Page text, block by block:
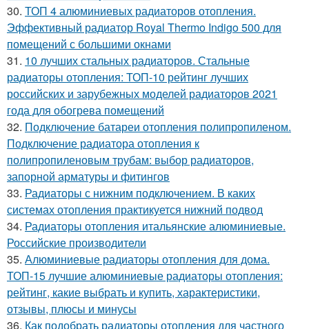
30. ТОП 4 алюминиевых радиаторов отопления.
Эффективный радиатор Royal Thermo Indigo 500 для
помещений с большими окнами
31. 10 лучших стальных радиаторов. Стальные
радиаторы отопления: ТОП-10 рейтинг лучших
российских и зарубежных моделей радиаторов 2021
года для обогрева помещений
32. Подключение батареи отопления полипропиленом.
Подключение радиатора отопления к
полипропиленовым трубам: выбор радиаторов,
запорной арматуры и фитингов
33. Радиаторы с нижним подключением. В каких
системах отопления практикуется нижний подвод
34. Радиаторы отопления итальянские алюминиевые.
Российские производители
35. Алюминиевые радиаторы отопления для дома.
ТОП-15 лучшие алюминиевые радиаторы отопления:
рейтинг, какие выбрать и купить, характеристики,
отзывы, плюсы и минусы
36. Как подобрать радиаторы отопления для частного